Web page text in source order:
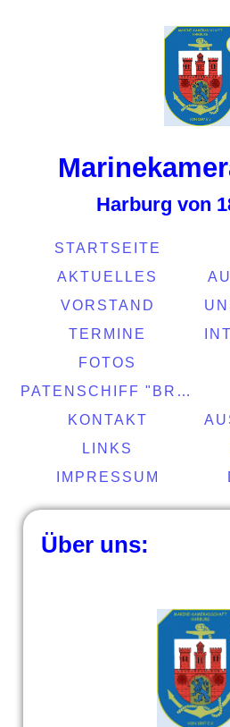
Harburg von
STARTSEITE
AKTUELLES
VORSTAND
TERMINE
FOTOS
PATENSCHIFF "BRASIL"
KONTAKT
LINKS
IMPRESSUM
Über uns: